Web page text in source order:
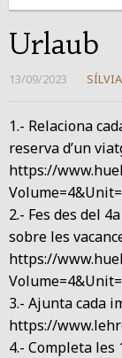
Urlaub
13/09/2023 SÍLVIA
1.- Relaciona
reserva d’un
https://
2.- Fes des del
sobre les
https://
3.- Ajunta cada
https://
4.- Completa